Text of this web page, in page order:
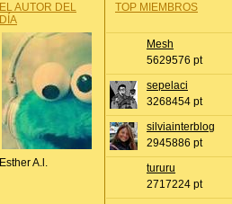
EL AUTOR DEL
DÍA
Esther A.l.
TOP MIEMBROS
Mesh
5629576 pt
sepelaci
3268454 pt
silviainterblog
2945886 pt
tururu
2717224 pt